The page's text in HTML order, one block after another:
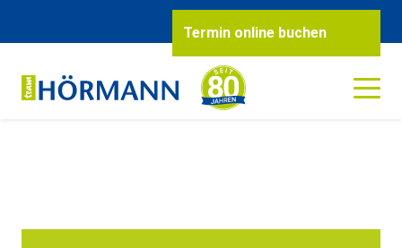
Termin online buchen